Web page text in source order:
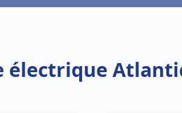
électrique